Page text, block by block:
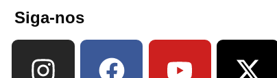
Siga-nos